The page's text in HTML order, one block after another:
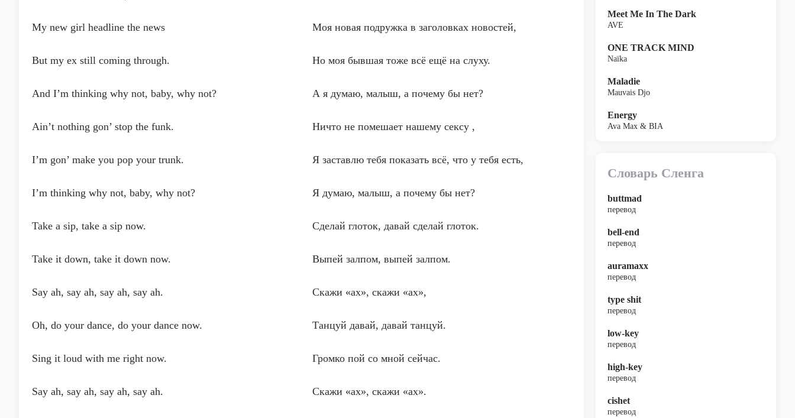
My new girl headline the news Моя новая подружка в заголовках новостей,
But my ex still coming through. Но моя бывшая тоже всё ещё на слуху.
And I’m thinking why not, baby, why not? А я думаю, малыш, а почему бы нет?
Ain’t nothing gon’ stop the funk. Ничто не помешает нашему сексу ,
I’m gon’ make you pop your trunk. Я заставлю тебя показать всё, что у тебя есть,
I’m thinking why not, baby, why not? Я думаю, малыш, а почему бы нет?
Take a sip, take a sip now. Сделай глоток, давай сделай глоток.
Take it down, take it down now. Выпей залпом, выпей залпом.
Say ah, say ah, say ah, say ah. Скажи «ах», скажи «ах»,
Oh, do your dance, do your dance now. Танцуй давай, давай танцуй.
Sing it loud with me right now. Громко пой со мной сейчас.
Say ah, say ah, say ah, say ah. Скажи «ах», скажи «ах».
Meet Me In The Dark
AVE
ONE TRACK MIND
Naïka
Maladie
Mauvais Djo
Energy
Ava Max & BIA
Словарь Сленга
buttmad
перевод
bell-end
перевод
auramaxx
перевод
type shit
перевод
low-key
перевод
high-key
перевод
cishet
перевод